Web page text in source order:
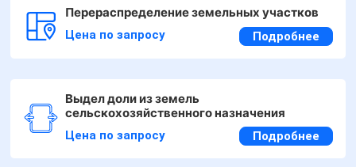
Перераспределение земельных участков
Цена по запросу Подробнее
Выдел доли из земель
сельскохозяйственного назначения
Цена по запросу Подробнее